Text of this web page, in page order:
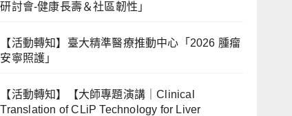
研討會-健康長壽＆社區韌性」
【活動轉知】臺大精準醫療推動中心「2026 腫瘤
安寧照護」
【活動轉知】【大師專題演講｜Clinical
Translation of CLiP Technology for Liver